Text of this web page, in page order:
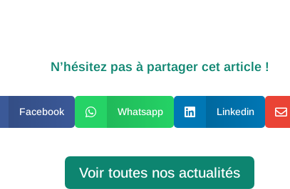
N’hésitez pas à partager cet article !
Facebook  Whatsapp  Linkedin 
Voir toutes nos actualités